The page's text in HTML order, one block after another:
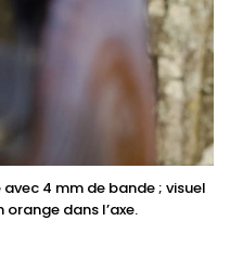
4 mm de bande ; visuel
dans l’axe.